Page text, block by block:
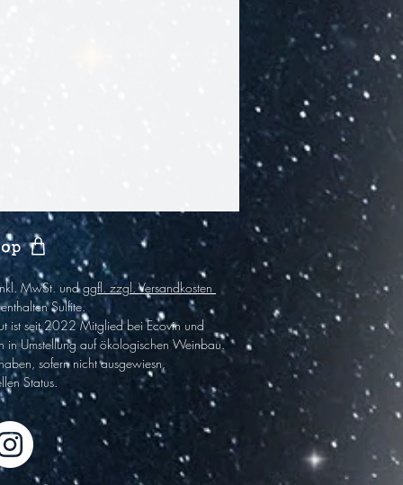
MwSt. undggfl. zzgl. Versandkosten
Sulfite.
ist seit 2022Mitglied bei Ecovin und
in Umstel lung auf ökologischen Weinbau.
sofern nicht ausgewiesn,
Status.